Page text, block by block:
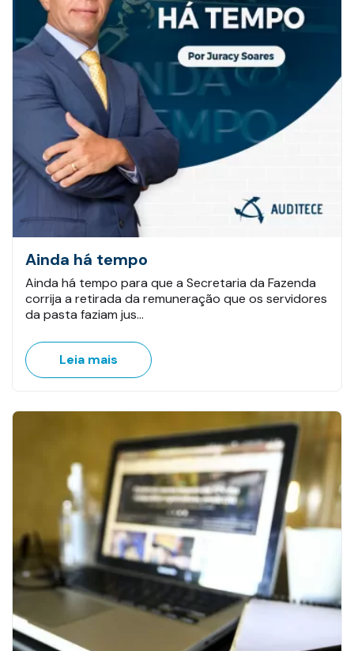
Ainda há tempo
Ainda há tempo para que a Secretaria da Fazenda
corrija a retirada da remuneração que os servidores
da pasta faziam jus…
Leia mais